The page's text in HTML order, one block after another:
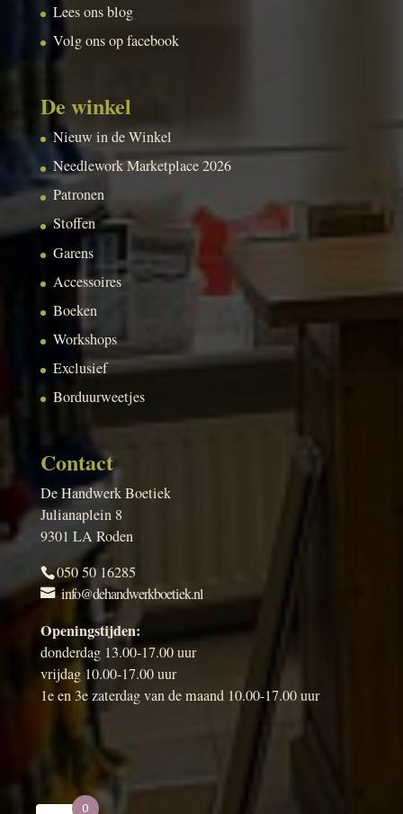
Lees ons blog
Volg ons op facebook
De winkel
Nieuw in de Winkel
Needlework Marketplace 2026
Patronen
Stoffen
Garens
Accessoires
Boeken
Workshops
Exclusief
Borduurweetjes
Contact
De Handwerk Boetiek
Julianaplein 8
9301 LA Roden
050 50 16285
info@dehandwerkboetiek.nl
Openingstijden:
donderdag 13.00-17.00 uur
vrijdag 10.00-17.00 uur
1e en 3e zaterdag van de maand 10.00-17.00 uur
0